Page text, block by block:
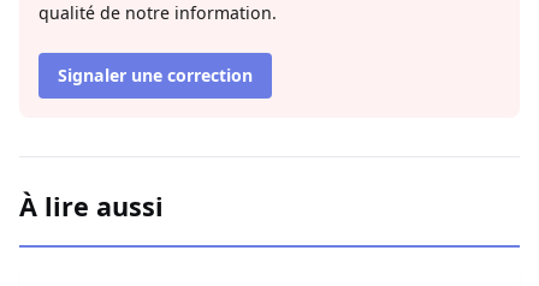
qualité de notre information.
Signaler une correction
À lire aussi